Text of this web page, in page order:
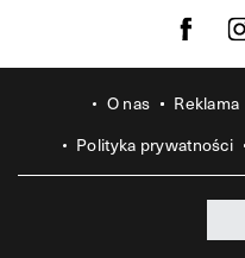
Visit us
O nas Reklama
Polityka prywatności